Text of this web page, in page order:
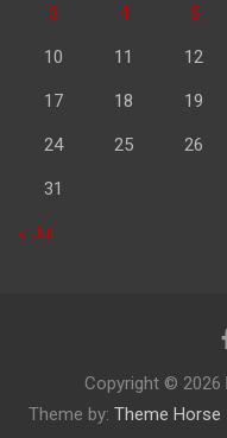
3 4 5
10 11 12
17 18 19
24 25 26
31
« Jul
Copyright © 2026
Theme by: Theme Horse